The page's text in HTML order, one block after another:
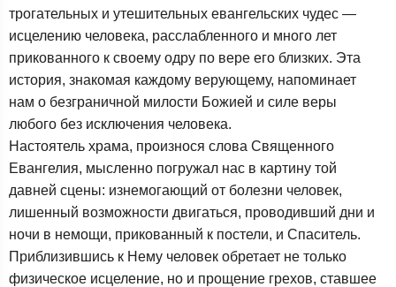
трогательных и утешительных евангельских чудес —
исцелению человека, расслабленного и много лет
прикованного к своему одру по вере его близких. Эта
история, знакомая каждому верующему, напоминает
нам о безграничной милости Божией и силе веры
любого без исключения человека.
Настоятель храма, произнося слова Священного
Евангелия, мысленно погружал нас в картину той
давней сцены: изнемогающий от болезни человек,
лишенный возможности двигаться, проводивший дни и
ночи в немощи, прикованный к постели, и Спаситель.
Приблизившись к Нему человек обретает не только
физическое исцеление, но и прощение грехов, ставшее